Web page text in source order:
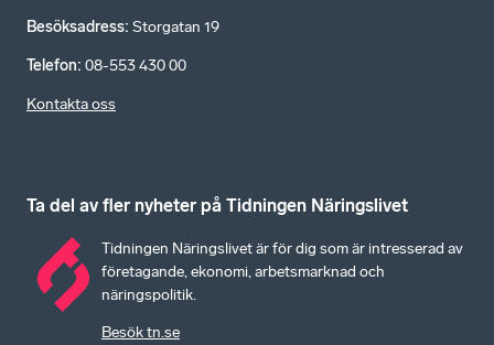
Besöksadress: Storgatan 19
Telefon: 08-553 430 00
Kontakta oss
Ta del av fler nyheter på Tidningen Näringslivet
Tidningen Näringslivet är för dig som är intresserad av
företagande, ekonomi, arbetsmarknad och
näringspolitik.
Besök tn.se